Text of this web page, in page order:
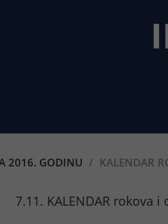
2016. GODINU KALENDAR
7.11. KALENDAR rokova